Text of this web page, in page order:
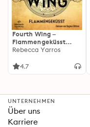
Fourth Wing –
Flammengeküsst
(Flammengeküsst-
Rebecca Yarros
4.7
UNTERNEHMEN
Über uns
Karriere